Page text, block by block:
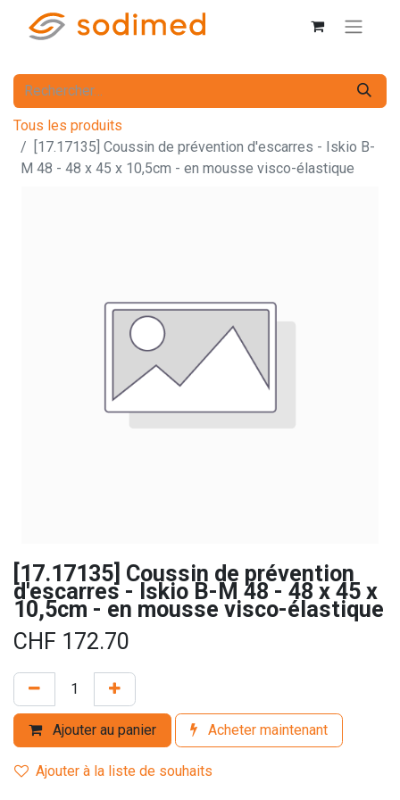
Tous les produits
[17.17135] Coussin de prévention d'escarres - Iskio B-
M 48 - 48 x 45 x 10,5cm - en mousse visco-élastique
[17.17135] Coussin de prévention
d'escarres - Iskio B-M 48 - 48 x 45 x
10,5cm - en mousse visco-élastique
CHF 172.70
Ajouter au panier Acheter maintenant
Ajouter à la liste de souhaits